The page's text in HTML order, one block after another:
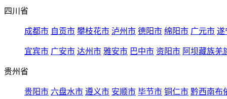
四川省
成都市 自贡市 攀枝花市 泸州市 德阳市 绵阳市 广元市 遂
宜宾市 广安市 达州市 雅安市 巴中市 资阳市 阿坝藏族羌
贵州省
贵阳市 六盘水市 遵义市 安顺市 毕节市 铜仁市 黔西南布